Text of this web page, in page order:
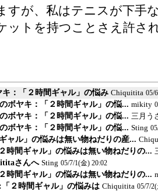
すが、私はテニスが下手
ットを持つことさえ許さ
：「２時間ギャル」の悩み Chiquitita 05/
ボヤキ：「２時間ギャル」の悩... mikity
ボヤキ：「２時間ギャル」の悩... 三月う
ボヤキ：「２時間ギャル」の悩... Sting
ャル」の悩みは無い物ねだりの産...
時間ギャル」の悩みは無い物ねだりの...
さんへ Sting 05/7/1(金) 20:02
時間ギャル」の悩みは無い物ねだりの...
「２時間ギャル」の悩みは Chiquitita 05/7/